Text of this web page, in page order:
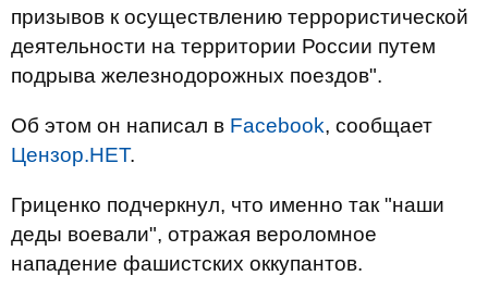
призывов к осуществлению террористической
деятельности на территории России путем
подрыва железнодорожных поездов".
Об этом он написал в Facebook, сообщает
Цензор.НЕТ.
Гриценко подчеркнул, что именно так "наши
деды воевали", отражая вероломное
нападение фашистских оккупантов.